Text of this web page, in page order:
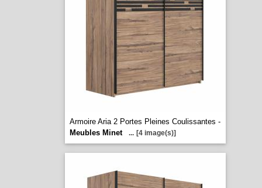
Armoire Aria 2 Portes Pleines Coulissantes -
Meubles Minet
... [4 image(s)]